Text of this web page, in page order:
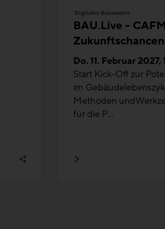
Digitales Bauwissen
BAU.Live -
Gebäudebetrieb:
für
Do. 11. Februar 2027,
Start Kick-Off zur
im
Methoden
für die P...